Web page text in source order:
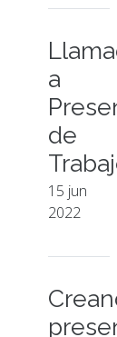
a
de
15 jun
2022